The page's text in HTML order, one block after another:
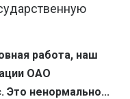
работа, наш
ОАО
Это ненормально...